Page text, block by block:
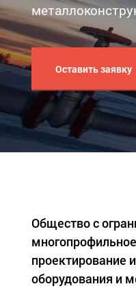
Оставить заявку
Общество с
проектирование
оборудования и